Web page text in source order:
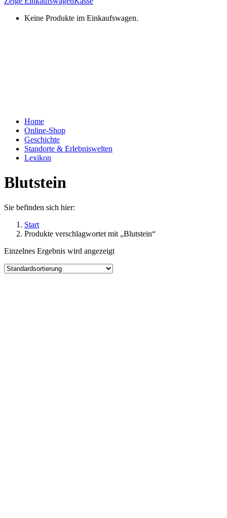
Keine Produkte im Einkaufswagen.
Home
Online-Shop
Geschichte
Standorte & Erlebniswelten
Lexikon
Blutstein
Sie befinden sich hier:
Start
Produkte verschlagwortet mit „Blutstein“
Einzelnes Ergebnis wird angezeigt